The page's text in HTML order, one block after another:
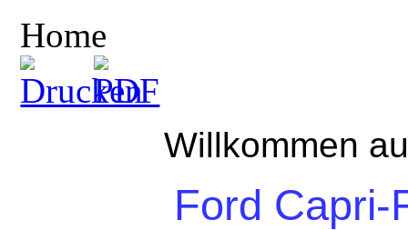
Home
Willkommen
Ford Capri-